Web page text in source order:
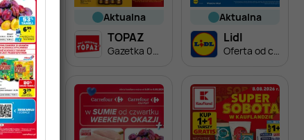
aktualna
TOPAZ
Gazetka 06.08-12.08
aktualna
Lidl
Oferta od czwartku